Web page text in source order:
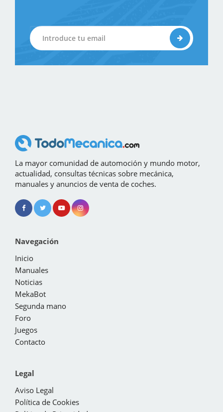
La mayor comunidad de automoción y mundo motor,
actualidad, consultas técnicas sobre mecánica,
manuales y anuncios de venta de coches.
Navegación
Inicio
Manuales
Noticias
MekaBot
Segunda mano
Foro
Juegos
Contacto
Legal
Aviso Legal
Política de Cookies